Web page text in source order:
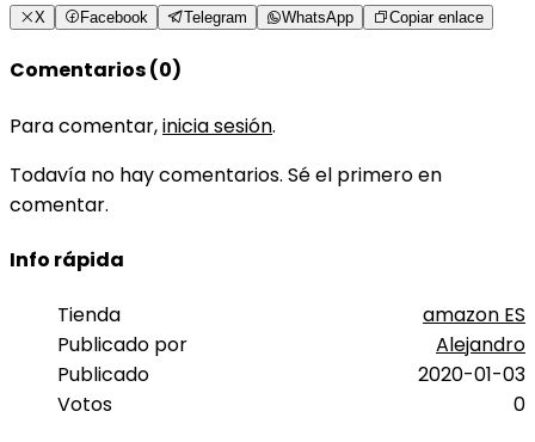
X Facebook Telegram WhatsApp Copiar enlace
Comentarios (0)
Para comentar,inicia sesión.
Todavía no hay comentarios. Sé el primero en
comentar.
Info rápida
Tienda
amazon ES
Publicado por
Alejandro
Publicado
2020-01-03
Votos
0